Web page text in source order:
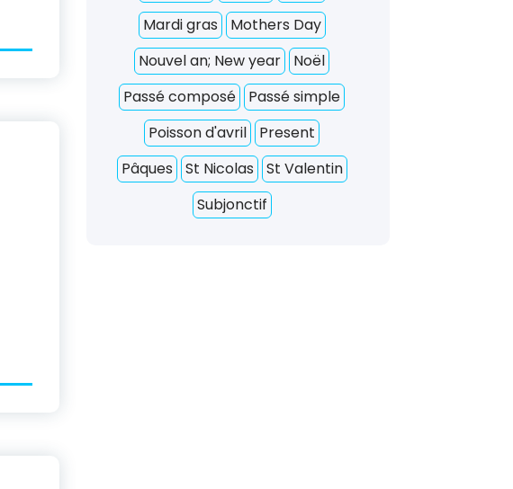
Mardi gras
Mothers Day
Nouvel an; New year
Noël
Passé composé
Passé simple
Poisson d'avril
Present
Pâques
St Nicolas
St Valentin
Subjonctif